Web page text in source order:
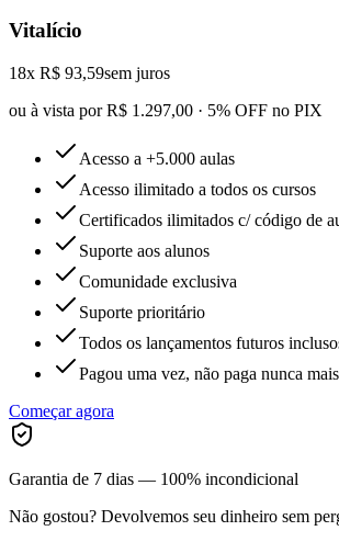
Vitalício
18x R$ 93,59sem juros
ou à vista por R$ 1.297,00 · 5% OFF no PIX
Acesso a +5.000 aulas
Acesso ilimitado a todos os cursos
Certificados ilimitados c/ código de
Suporte aos alunos
Comunidade exclusiva
Suporte prioritário
Todos os lançamentos futuros
Pagou uma vez, não paga nunca mais
Começar agora
Garantia de 7 dias — 100% incondicional
Não gostou? Devolvemos seu dinheiro sem